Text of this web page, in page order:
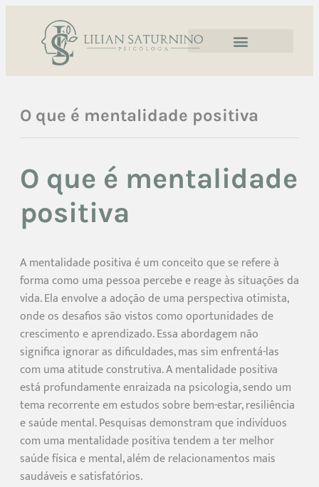
O que é mentalidade positiva
O que é mentalidade
positiva
A mentalidade positiva é um conceito que se refere à
forma como uma pessoa percebe e reage às situações da
vida. Ela envolve a adoção de uma perspectiva otimista,
onde os desafios são vistos como oportunidades de
crescimento e aprendizado. Essa abordagem não
significa ignorar as dificuldades, mas sim enfrentá-las
com uma atitude construtiva. A mentalidade positiva
está profundamente enraizada na psicologia, sendo um
tema recorrente em estudos sobre bem-estar, resiliência
e saúde mental. Pesquisas demonstram que indivíduos
com uma mentalidade positiva tendem a ter melhor
saúde física e mental, além de relacionamentos mais
saudáveis e satisfatórios.